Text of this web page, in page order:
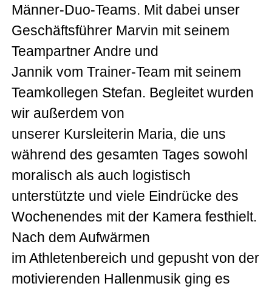
Männer-Duo-Teams. Mit dabei unser
Geschäftsführer Marvin mit seinem
Teampartner Andre und
Jannik vom Trainer-Team mit seinem
Teamkollegen Stefan. Begleitet wurden
wir außerdem von
unserer Kursleiterin Maria, die uns
während des gesamten Tages sowohl
moralisch als auch logistisch
unterstützte und viele Eindrücke des
Wochenendes mit der Kamera festhielt.
Nach dem Aufwärmen
im Athletenbereich und gepusht von der
motivierenden Hallenmusik ging es